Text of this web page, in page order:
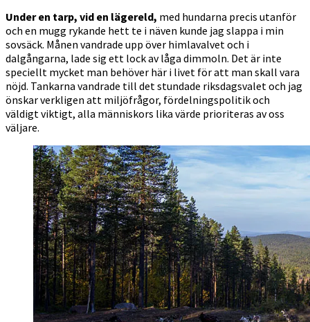
Under en tarp, vid en lägereld, med hundarna precis utanför
och en mugg rykande hett te i näven kunde jag slappa i min
sovsäck. Månen vandrade upp över himlavalvet och i
dalgångarna, lade sig ett lock av låga dimmoln. Det är inte
speciellt mycket man behöver här i livet för att man skall vara
nöjd. Tankarna vandrade till det stundade riksdagsvalet och jag
önskar verkligen att miljöfrågor, fördelningspolitik och
väldigt viktigt, alla människors lika värde prioriteras av oss
väljare.